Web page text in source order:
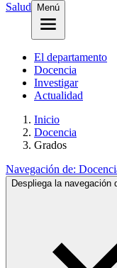
Salud
Menú
El departamento
Docencia
Investigar
Actualidad
Inicio
Docencia
Grados
Navegación de:
Despliega la navegación